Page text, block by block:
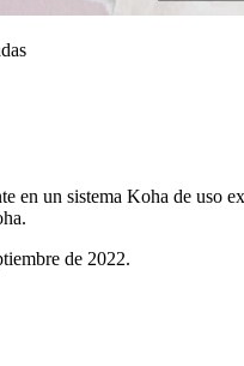
en un sistema Koha de
de 2022.